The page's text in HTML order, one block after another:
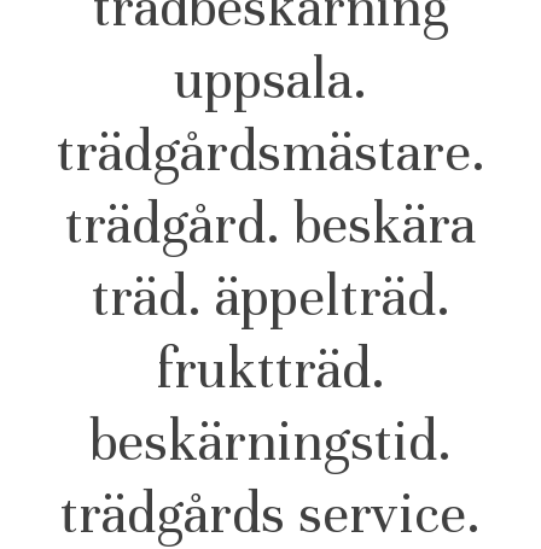
uppsala.
trädgårdsmästare.
trädgård. beskära
träd. äppelträd.
fruktträd.
beskärningstid.
trädgårds service.